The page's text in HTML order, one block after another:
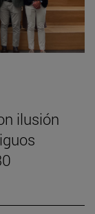
ilusión